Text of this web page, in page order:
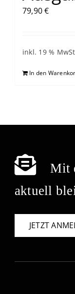
79,90€
inkl. 19 %
In den
Mit
aktuell
JETZT